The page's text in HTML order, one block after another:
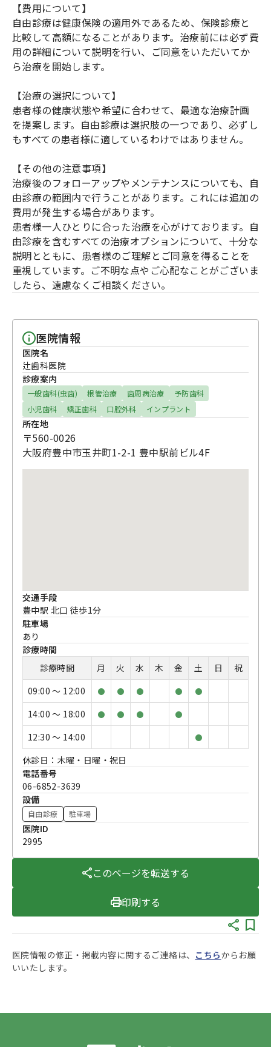
【費用について】
自由診療は健康保険の適用外であるため、保険診療と
比較して高額になることがあります。治療前には必ず費
用の詳細について説明を行い、ご同意をいただいてか
ら治療を開始します。
【治療の選択について】
患者様の健康状態や希望に合わせて、最適な治療計画
を提案します。自由診療は選択肢の一つであり、必ずし
もすべての患者様に適しているわけではありません。
【その他の注意事項】
治療後のフォローアップやメンテナンスについても、自
由診療の範囲内で行うことがあります。これには追加の
費用が発生する場合があります。
患者様一人ひとりに合った治療を心がけております。自
由診療を含むすべての治療オプションについて、十分な
説明とともに、患者様のご理解とご同意を得ることを
重視しています。ご不明な点やご心配なことがございま
したら、遠慮なくご相談ください。
医院情報
医院名
辻歯科医院
診療案内
一般歯科(虫歯) 根管治療 歯周病治療
予防歯科
小児歯科
矯正歯科 口腔外科 インプラント
所在地
〒560-0026
大阪府豊中市玉井町1-2-1 豊中駅前ビル4F
交通手段
豊中駅 北口 徒歩1分
駐車場
あり
診療時間
診療時間
月 火 水 木 金 土 日
祝
09:00 〜 12:00
● ● ● ● ●
14:00 〜 18:00 ● ● ● ●
12:30 〜 14:00 ●
休診日：木曜・日曜・祝日
電話番号
06-6852-3639
設備
自由診療 駐車場
医院ID
2995
このページを転送する
印刷する
医院情報の修正・掲載内容に関するご連絡は、 こちらからお願
いいたします。